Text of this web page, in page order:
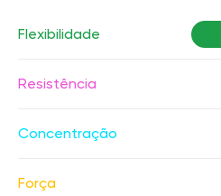
Flexibilidade
Resistência
Concentração
Força